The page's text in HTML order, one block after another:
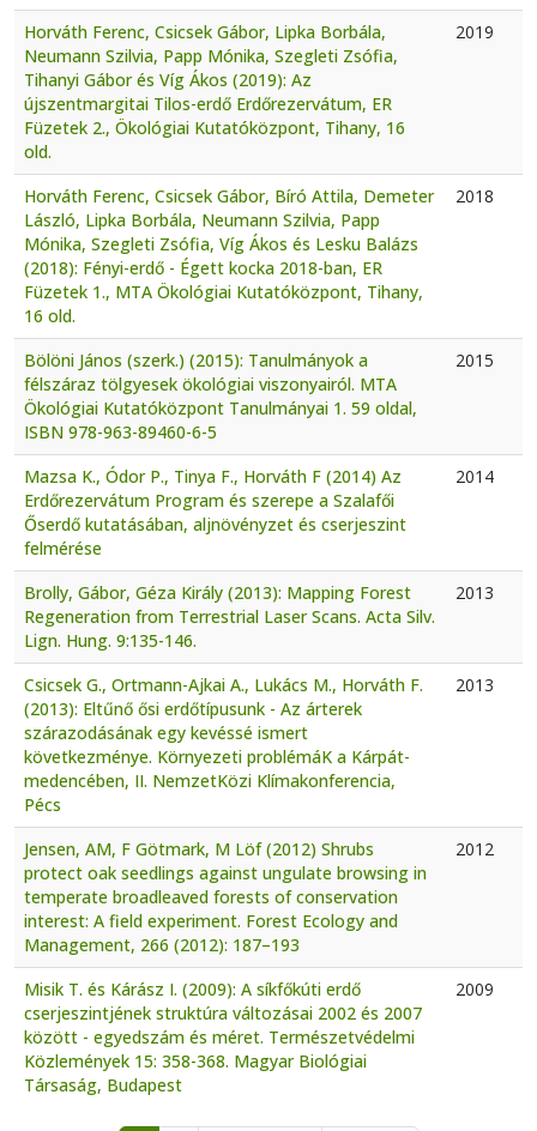
Horváth Ferenc, Csicsek Gábor, Lipka Borbála,
Neumann Szilvia, Papp Mónika, Szegleti Zsófia,
Tihanyi Gábor és Víg Ákos (2019): Az
újszentmargitai Tilos-erdő Erdőrezervátum, ER
Füzetek 2., Ökológiai Kutatóközpont, Tihany, 16
old.
2019
Horváth Ferenc, Csicsek Gábor, Bíró Attila, Demeter
László, Lipka Borbála, Neumann Szilvia, Papp
Mónika, Szegleti Zsófia, Víg Ákos és Lesku Balázs
(2018): Fényi-erdő - Égett kocka 2018-ban, ER
Füzetek 1., MTA Ökológiai Kutatóközpont, Tihany,
16 old.
2018
Bölöni János (szerk.) (2015): Tanulmányok a
félszáraz tölgyesek ökológiai viszonyairól. MTA
Ökológiai Kutatóközpont Tanulmányai 1. 59 oldal,
ISBN 978-963-89460-6-5
2015
Mazsa K., Ódor P., Tinya F., Horváth F (2014) Az
Erdőrezervátum Program és szerepe a Szalafői
Őserdő kutatásában, aljnövényzet és cserjeszint
felmérése
2014
Brolly, Gábor, Géza Király (2013): Mapping Forest
Regeneration from Terrestrial Laser Scans. Acta Silv.
Lign. Hung. 9:135-146.
2013
Csicsek G., Ortmann-Ajkai A., Lukács M., Horváth F.
(2013): Eltűnő ősi erdőtípusunk - Az árterek
szárazodásának egy kevéssé ismert
következménye. Környezeti problémáK a Kárpát-
medencében, II. NemzetKözi Klímakonferencia,
Pécs
2013
Jensen, AM, F Götmark, M Löf (2012) Shrubs
protect oak seedlings against ungulate browsing in
temperate broadleaved forests of conservation
interest: A field experiment. Forest Ecology and
Management, 266 (2012): 187–193
2012
Misik T. és Kárász I. (2009): A síkfőkúti erdő
cserjeszintjének struktúra változásai 2002 és 2007
között - egyedszám és méret. Természetvédelmi
Közlemények 15: 358-368. Magyar Biológiai
Társaság, Budapest
2009